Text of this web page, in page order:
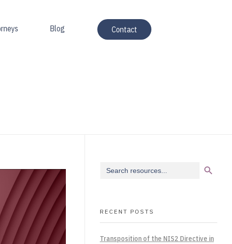
Blog Contact
for:
RECENT POSTS
Transposition of the NIS2 Directive in